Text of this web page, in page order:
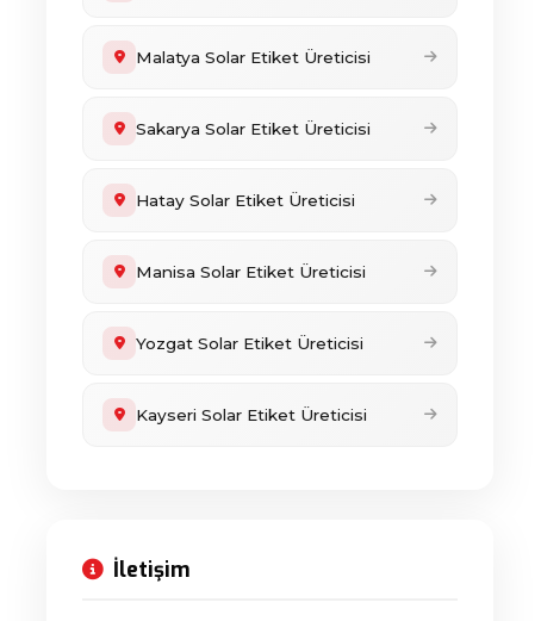
Malatya Solar Etiket Üreticisi
Sakarya Solar Etiket Üreticisi
Hatay Solar Etiket Üreticisi
Manisa Solar Etiket Üreticisi
Yozgat Solar Etiket Üreticisi
Kayseri Solar Etiket Üreticisi
İletişim